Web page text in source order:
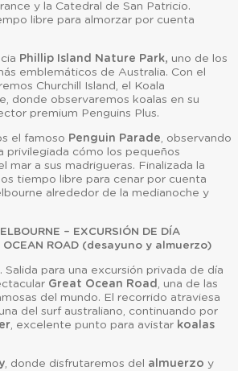
y la Catedral de San Patricio.
libre para almorzar por cuenta
Phillip Island Nature Park, uno de los
emblemáticos de Australia. Con el
Churchill Island, el Koala
donde observaremos koalas en su
premium Penguins Plus.
el famoso Penguin Parade, observando
privilegiada cómo los pequeños
mar a sus madrigueras. Finalizada la
tiempo libre para cenar por cuenta
alrededor de la medianoche y
– EXCURSIÓN DE DÍA
OCEAN ROAD (desayuno y almuerzo)
Salida para una excursión privada de día
Great Ocean Road, una de las
del mundo. El recorrido atraviesa
del surf australiano, continuando por
, excelente punto para avistar koalas
, donde disfrutaremos del almuerzo y